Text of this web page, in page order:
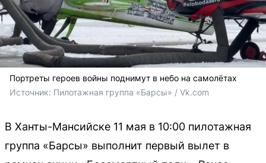
Портреты героев войны поднимут в небо на самолётах
Источник: Пилотажная группа «Барсы» / Vk.com
В Ханты-Мансийске 11 мая в 10:00 пилотажная
группа «Барсы» выполнит первый вылет в